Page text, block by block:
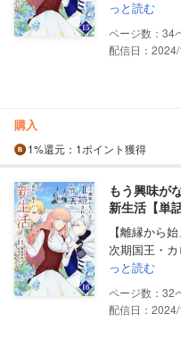
っと読む
34
配信日：
購入
1%還元 ：1ポイント獲得
もう興味が
新生活【単
【離縁から
次期国王・
っと読む
32
配信日：